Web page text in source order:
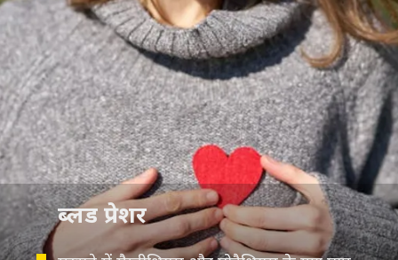
ब्लड प्रेशर